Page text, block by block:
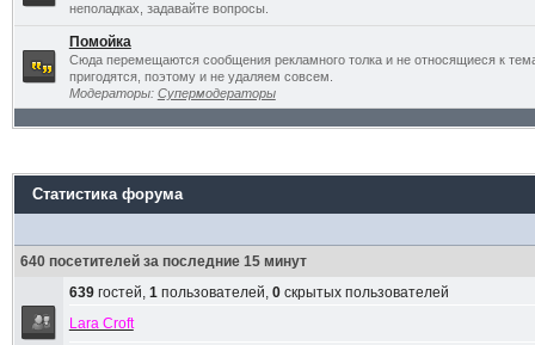
неполадках, задавайте вопросы.
Помойка
Сюда перемещаются сообщения рекламного толка и не относящиеся к
пригодятся, поэтому и не удаляем совсем.
Модераторы: Супермодераторы
Статистика форума
640 посетителей за последние 15 минут
639гостей, 1пользователей, 0скрытых пользователей
Lara Croft